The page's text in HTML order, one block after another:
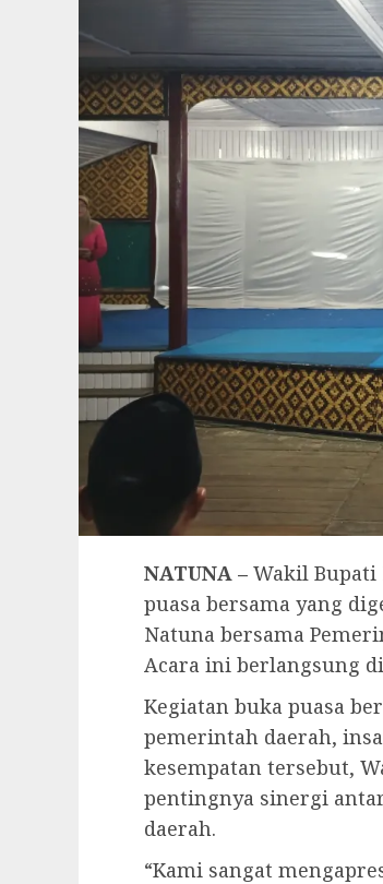
NATUNA – Wakil Bupati
puasa bersama yang
Natuna bersama
Acara ini berlangsung di
Kegiatan buka puasa
pemerintah daerah,
kesempatan tersebut,
pentingnya sinergi
daerah.
“Kami sangat